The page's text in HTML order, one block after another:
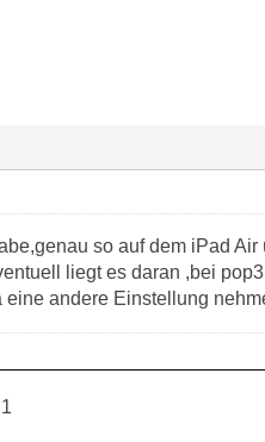
so auf dem iPad Air
liegt es daran ,bei
andere Einstellung